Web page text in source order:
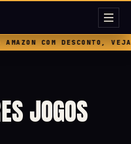
COM DESCONTO,
JOGOS